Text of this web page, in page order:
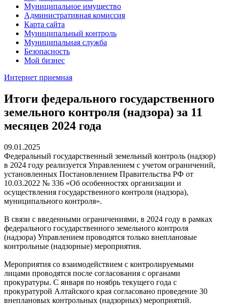
Муниципальное имущество
Административная комиссия
Карта сайта
Муниципальный контроль
Муниципальная служба
Безопасность
Мой бизнес
Интернет приемная
Итоги федерального государственного
земельного контроля (надзора) за 11
месяцев 2024 года
09.01.2025
Федеральный государственный земельный контроль (надзор)
в 2024 году реализуется Управлением с учетом ограничений,
установленных Постановлением Правительства РФ от
10.03.2022 № 336 «Об особенностях организации и
осуществления государственного контроля (надзора),
муниципального контроля».
В связи с введенными ограничениями, в 2024 году в рамках
федерального государственного земельного контроля
(надзора) Управлением проводятся только внеплановые
контрольные (надзорные) мероприятия.
Мероприятия со взаимодействием с контролируемыми
лицами проводятся после согласования с органами
прокуратуры. С января по ноябрь текущего года с
прокуратурой Алтайского края согласовано проведение 30
внеплановых контрольных (надзорных) мероприятий.